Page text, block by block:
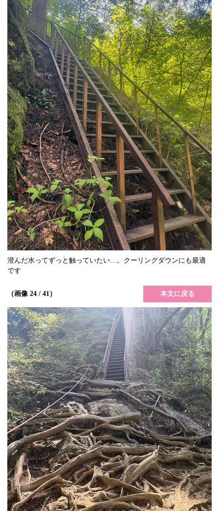
澄んだ水ってずっと触っていたい…。クーリングダウンにも最適
です
（画像 24 / 41） 本文に戻る